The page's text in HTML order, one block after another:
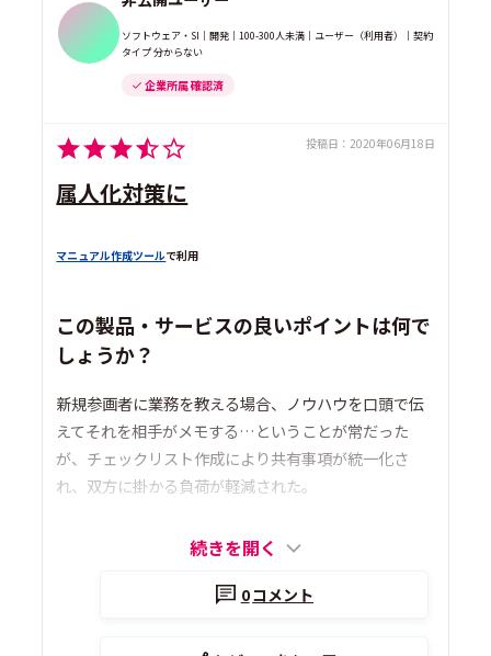
ソフトウェア・SI｜開発｜100-300人未満｜ユーザー（利用者）｜契約
タイプ 分からない
企業所属 確認済
投稿日： 2020年06月18日
属人化対策に
マニュアル作成ツールで利用
この製品・サービスの良いポイントは何で
しょうか？
新規参画者に業務を教える場合、ノウハウを口頭で伝
えてそれを相手がメモする…ということが常だった
が、チェックリスト作成により共有事項が統一化さ
れ、双方に掛かる負荷が軽減された。
続きを開く
0コメント